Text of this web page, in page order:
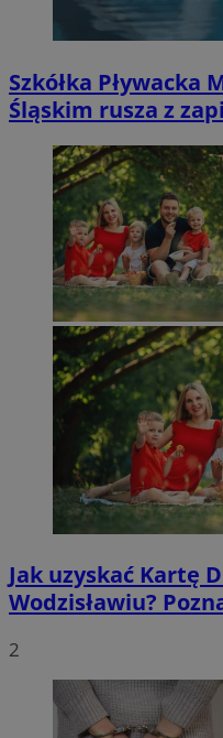
Szkółka Pływacka
Śląskim rusza z
Jak uzyskać Kartę
Wodzisławiu?
2